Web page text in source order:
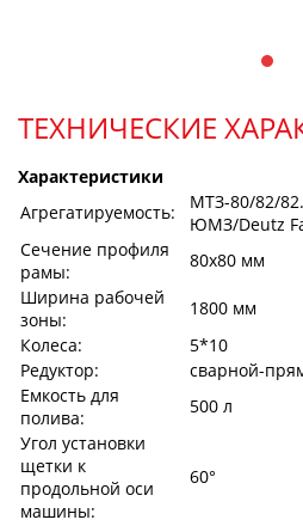
ТЕХНИЧЕСКИЕ
Характеристики
Агрегатируемость:
МТЗ-80/82/
ЮМЗ/Deutz
Сечение профиля
рамы:
80х80 мм
Ширина рабочей
зоны:
1800 мм
Колеса:
5*10
Редуктор:
сварной-
Емкость для
полива:
500 л
Угол установки
щетки к
продольной оси
машины:
60°